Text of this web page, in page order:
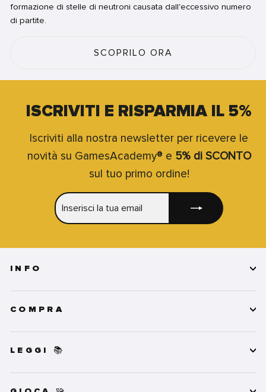
formazione di stelle di neutroni causata dall'eccessivo numero
di partite.
SCOPRILO ORA
ISCRIVITI E RISPARMIA IL 5%
Iscriviti alla nostra newsletter per ricevere le
novità su GamesAcademy® e 5% di SCONTO
sul tuo primo ordine!
LA
INFO
COMPRA
LEGGI 📚